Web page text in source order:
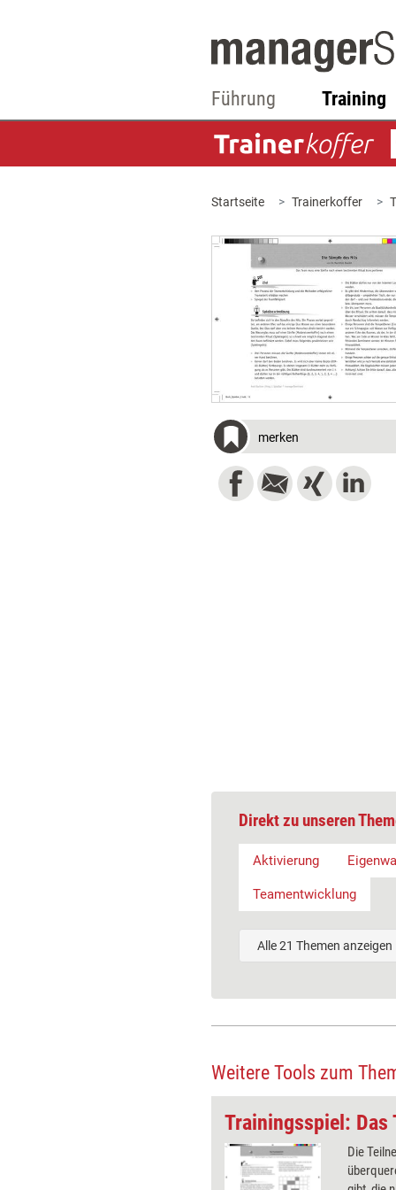
Führung Training
Startseite Trainerkoffer
merken
Direkt zu unseren
Aktivierung
Teamentwicklung
Alle 21 Themen anzeigen
Weitere Tools zum
Trainingsspiel: Das
Die